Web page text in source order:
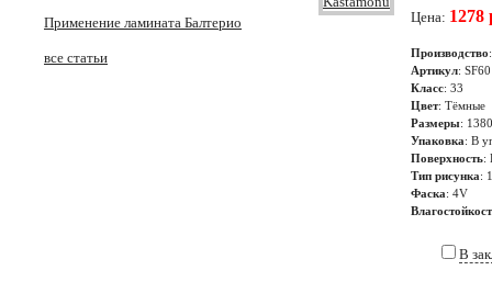
Применение ламината Балтерио
все статьи
Цена: 1278
Производство
Артикул: SF60
Класс: 33
Цвет: Тёмные
Размеры:
Упаковка: В
Поверхность:
Тип рисунка:
Фаска: 4V
В